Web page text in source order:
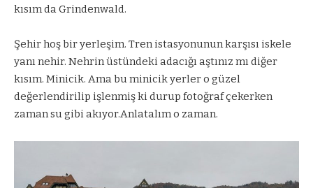
kısım da Grindenwald.
Şehir hoş bir yerleşim. Tren istasyonunun karşısı iskele
yanı nehir. Nehrin üstündeki adacığı aştınız mı diğer
kısım. Minicik. Ama bu minicik yerler o güzel
değerlendirilip işlenmiş ki durup fotoğraf çekerken
zaman su gibi akıyor.Anlatalım o zaman.